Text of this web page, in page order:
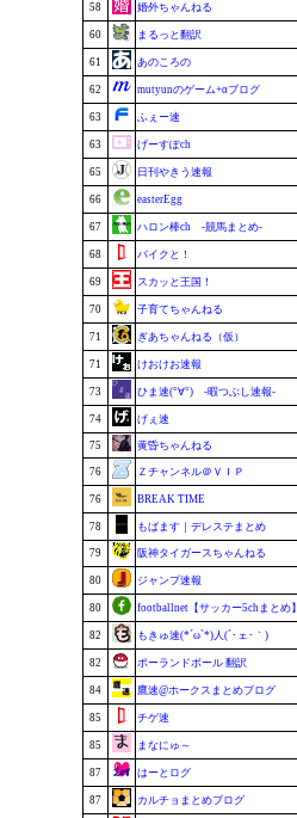
58 婚外ちゃんねる
60 まるっと翻訳
61 あのころの
62 mutyunのゲーム+αブログ
63 ふぇー速
63 げーすぽch
65 日刊やきう速報
66 easterEgg
67 ハロン棒ch -競馬まとめ-
68 バイクと！
69 スカッと王国！
70 子育てちゃんねる
71 ぎあちゃんねる（仮）
71 けおけお速報
73 ひま速(°∀°) -暇つぶし速報-
74 げぇ速
75 黄昏ちゃんねる
76 Ｚチャンネル＠ＶＩＰ
76 BREAK TIME
78 もばます｜デレステまとめ
79 阪神タイガースちゃんねる
80 ジャンプ速報
80 footballnet【サッカー5chまとめ】
82 もきゅ速(*´ω`*)人(´･ェ･｀)
82 ポーランドボール 翻訳
84 鷹速@ホークスまとめブログ
85 チゲ速
85 まなにゅ～
87 はーとログ
87 カルチョまとめブログ